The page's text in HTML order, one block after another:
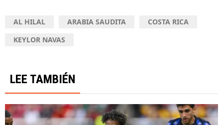
AL HILAL ARABIA SAUDITA
COSTA RICA
KEYLOR NAVAS
LEE TAMBIÉN